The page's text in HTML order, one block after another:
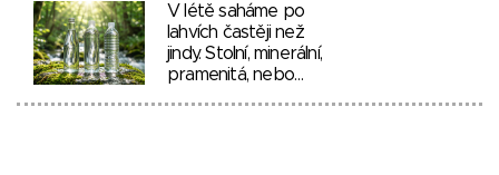
V létě saháme po
lahvích častěji než
jindy. Stolní, minerální,
pramenitá, nebo…